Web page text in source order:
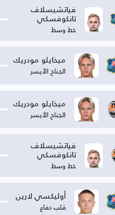
فياتشيسلاف
تانكوفسكي
خط وسط
ميخايلو مودريك
الجناح الأيسر
ميخايلو مودريك
الجناح الأيسر
فياتشيسلاف
تانكوفسكي
خط وسط
أوليكسي لارين
قلب دفاع